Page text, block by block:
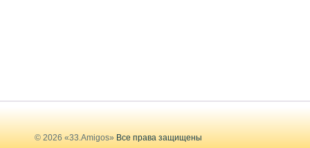
© 2026 «33.Amigos» Все права защищены